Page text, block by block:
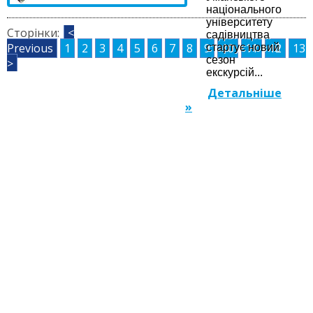
національного
університету
садівництва
стартує новий
сезон
екскурсій...
Детальніше
»
Сторінки:
<
Previous
1 2 3 4 5 6 7 8 9 10 11 12
13
>